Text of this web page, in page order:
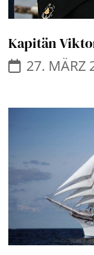
Kapitän
27. MÄRZ